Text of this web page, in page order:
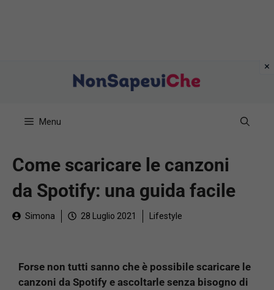
Menu
Come scaricare le canzoni
da Spotify: una guida facile
Simona 28 Luglio 2021 Lifestyle
Forse non tutti sanno che è possibile scaricare le
canzoni da Spotify e ascoltarle senza bisogno di